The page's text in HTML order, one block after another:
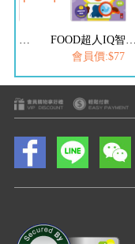
會員價:$77